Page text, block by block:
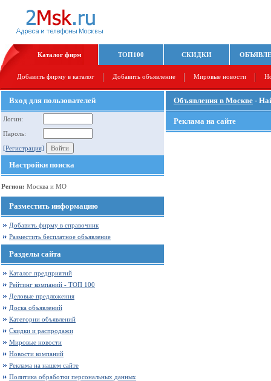
Каталог фирм ТОП100 СКИДКИ
Добавить фирму в каталог Добавить объявление Мировые новости
Вход для пользователей
Логин:
Пароль:
[Регистрация]
Настройки поиска
Регион: Москва и МО
Разместить информацию
Добавить фирму в справочник
Разместить бесплатное объявление
Разделы сайта
Каталог предприятий
Рейтинг компаний - ТОП 100
Деловые предложения
Доска объявлений
Категории объявлений
Скидки и распродажи
Мировые новости
Новости компаний
Реклама на нашем сайте
Политика обработки персональных данных
Объявления в Москве -
Реклама на сайте